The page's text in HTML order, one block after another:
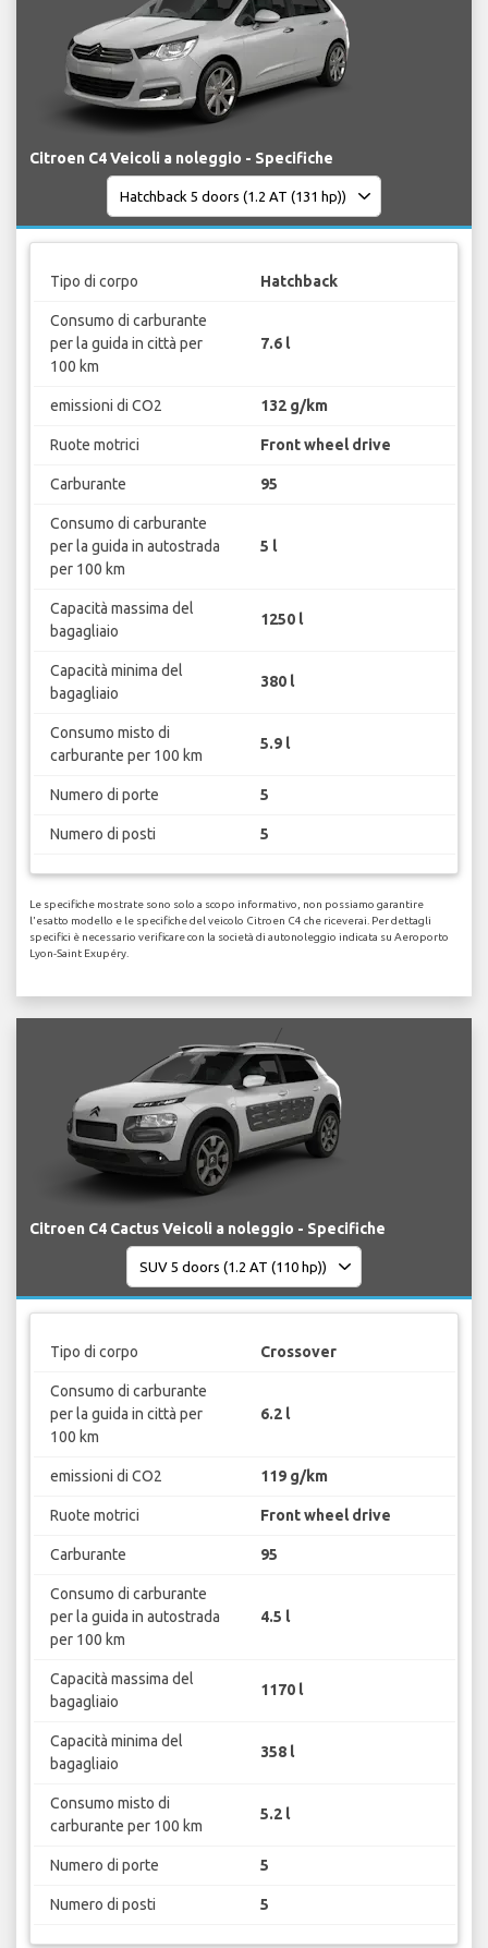
Citroen C4 Veicoli a noleggio - Specifiche
Tipo di corpo Hatchback
Consumo di carburante
per la guida in città per
100 km
7.6 l
emissioni di CO2 132 g/km
Ruote motrici Front wheel drive
Carburante 95
Consumo di carburante
per la guida in autostrada
per 100 km
5 l
Capacità massima del
bagagliaio
1250 l
Capacità minima del
bagagliaio
380 l
Consumo misto di
carburante per 100 km
5.9 l
Numero di porte 5
Numero di posti 5
Le specifiche mostrate sono solo a scopo informativo, non possiamo garantire
l'esatto modello e le specifiche del veicolo Citroen C4 che riceverai. Per dettagli
specifici è necessario verificare con la società di autonoleggio indicata su Aeroporto
Lyon-Saint Exupéry.
Citroen C4 Cactus Veicoli a noleggio - Specifiche
Tipo di corpo Crossover
Consumo di carburante
per la guida in città per
100 km
6.2 l
emissioni di CO2 119 g/km
Ruote motrici Front wheel drive
Carburante 95
Consumo di carburante
per la guida in autostrada
per 100 km
4.5 l
Capacità massima del
bagagliaio
1170 l
Capacità minima del
bagagliaio
358 l
Consumo misto di
carburante per 100 km
5.2 l
Numero di porte 5
Numero di posti 5